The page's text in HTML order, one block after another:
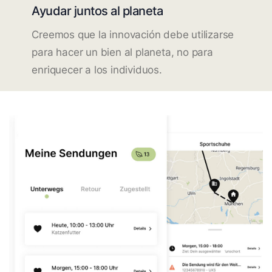
Ayudar juntos al planeta
Creemos que la innovación debe utilizarse
para hacer un bien al planeta, no para
enriquecer a los individuos.